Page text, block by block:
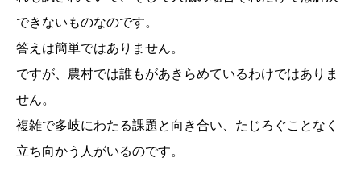
できないものなのです。
答えは簡単ではありません。
ですが、農村では誰もがあきらめているわけではありま
せん。
複雑で多岐にわたる課題と向き合い、たじろぐことなく
立ち向かう人がいるのです。